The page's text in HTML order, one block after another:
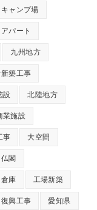
キャンプ場
パート
九州地方
築工事
設 北陸地方
業施設
事 大空間
閣
庫 工場新築
復興工事 愛知県